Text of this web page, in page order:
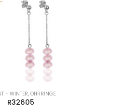
HALSKETTEN ,HERBST - WINTER
R13096